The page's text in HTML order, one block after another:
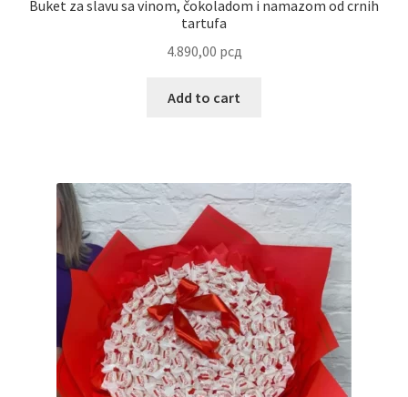
Slatkiši
Special people
Terms Conditions
Buket za slavu sa vinom, čokoladom i namazom od crnih
tartufa
4.890,00 рсд
Add to cart